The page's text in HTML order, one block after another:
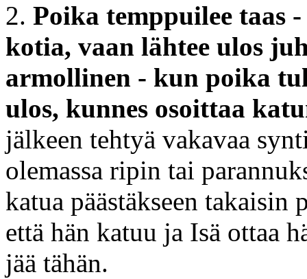
2. Poika temppuilee taas
kotia, vaan lähtee ulos
armollinen - kun poika
ulos, kunnes osoittaa
jälkeen tehtyä vakavaa
olemassa ripin tai
katua päästäkseen takaisin
että hän katuu ja Isä ottaa
jää tähän.